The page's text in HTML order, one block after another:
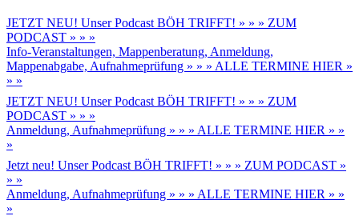
JETZT NEU! Unser Podcast BÖH TRIFFT! » » » ZUM
PODCAST » » »
Info-Veranstaltungen, Mappenberatung, Anmeldung,
Mappenabgabe, Aufnahmeprüfung » » » ALLE TERMINE HIER »
» »
JETZT NEU! Unser Podcast BÖH TRIFFT! » » » ZUM
PODCAST » » »
Anmeldung, Aufnahmeprüfung » » » ALLE TERMINE HIER » »
»
Jetzt neu! Unser Podcast BÖH TRIFFT! » » » ZUM PODCAST »
» »
Anmeldung, Aufnahmeprüfung » » » ALLE TERMINE HIER » »
»